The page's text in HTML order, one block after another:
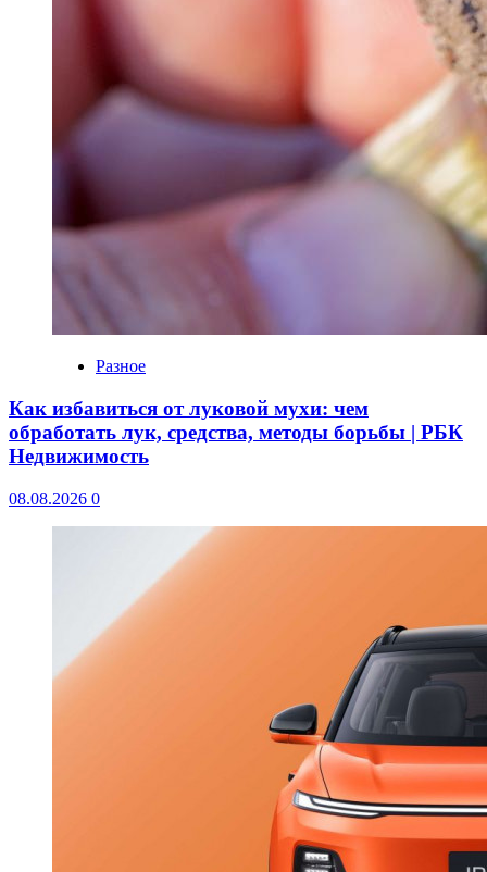
Разное
Как избавиться от луковой мухи: чем
обработать лук, средства, методы борьбы | РБК
Недвижимость
08.08.2026 0